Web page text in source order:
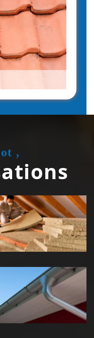
,
Isolation de
toiture 39
Jura
pose de
gouttière 39
Jura